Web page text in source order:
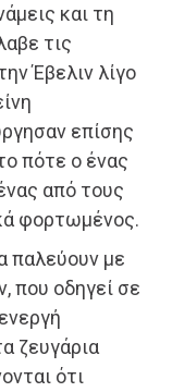
και τη
τις
Έβελιν λίγο
επίσης
πότε ο ένας
από τους
φορτωμένος.
παλεύουν με
που οδηγεί σε
ζευγάρια
ότι